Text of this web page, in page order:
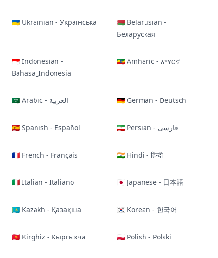
🇺🇦 Ukrainian - Українська
🇧🇾 Belarusian -
Беларуская
🇮🇩 Indonesian -
Bahasa_Indonesia
🇪🇹 Amharic - አማርኛ
🇸🇦 Arabic - العربية 🇩🇪 German - Deutsch
🇪🇸 Spanish - Español 🇮🇷 Persian - فارسی
🇫🇷 French - Français 🇮🇳 Hindi - हिन्दी
🇮🇹 Italian - Italiano 🇯🇵 Japanese - 日本語
🇰🇿 Kazakh - Қазақша 🇰🇷 Korean - 한국어
🇰🇬 Kirghiz - Кыргызча 🇵🇱 Polish - Polski